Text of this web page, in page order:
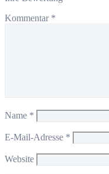
Kommentar *
Name *
E-Mail-Adresse *
Website